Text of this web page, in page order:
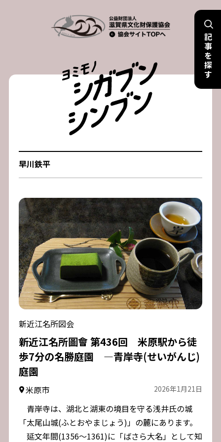
記
事
を
探
す
早川鉄平
新近江名所図会
新近江名所圖會 第436回 米原駅から徒
歩7分の名勝庭園 ―青岸寺(せいがんじ)
庭園
米原市 2026年1月21日
青岸寺は、湖北と湖東の境目を守る浅井氏の城
「太尾山城(ふとおやまじょう)」の麓にあります。
延文年間(1356～1361)に「ばさら大名」として知